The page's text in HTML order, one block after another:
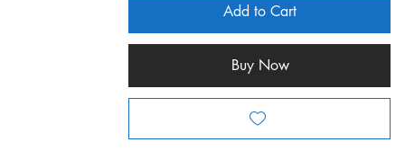
Add to Cart
Buy Now